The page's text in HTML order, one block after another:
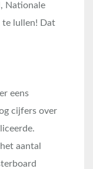
Nationale
te lullen! Dat
eens
cijfers over
aantal